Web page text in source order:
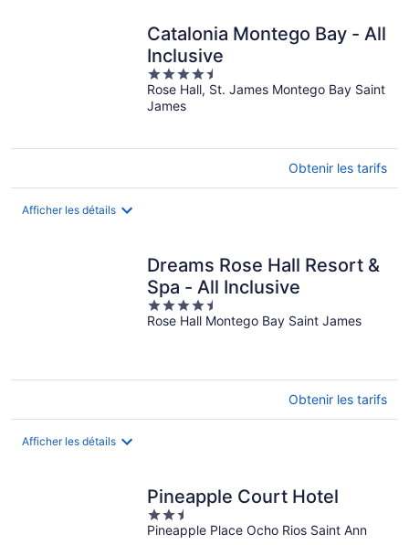
Catalonia Montego Bay - All
Inclusive
4.5
out
of
Rose Hall, St. James Montego Bay Saint
James
Obtenir les tarifs
Afficher les détails
Dreams Rose Hall Resort &
Spa - All Inclusive
4.5
out
Rose Hall Montego Bay Saint James
Obtenir les tarifs
Afficher les détails
Pineapple Court Hotel
2.5
out
Pineapple Place Ocho Rios Saint Ann